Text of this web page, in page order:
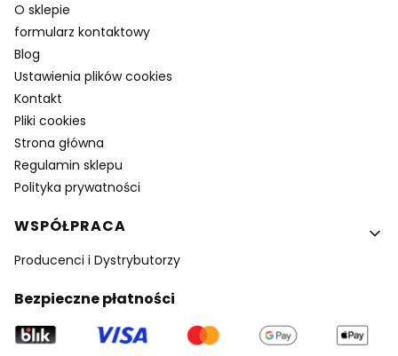
O sklepie
formularz kontaktowy
Blog
Ustawienia plików cookies
Kontakt
Pliki cookies
Strona główna
Regulamin sklepu
Polityka prywatności
WSPÓŁPRACA
Producenci i Dystrybutorzy
Bezpieczne płatności